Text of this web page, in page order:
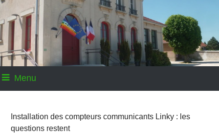
Menu
Installation des compteurs communicants Linky : les
questions restent